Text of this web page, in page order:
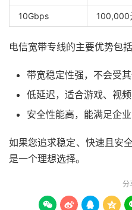
10Gbps 100,000
电信宽带专线的主要优势包括
带宽稳定性强，不会受其
低延迟，适合游戏、视频
安全性能高，能满足企
如果您追求稳定、快速且安
是一个理想选择。
分
   